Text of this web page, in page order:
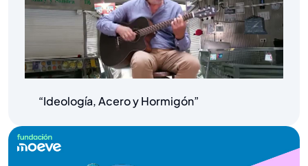
“Ideología, Acero y Hormigón”